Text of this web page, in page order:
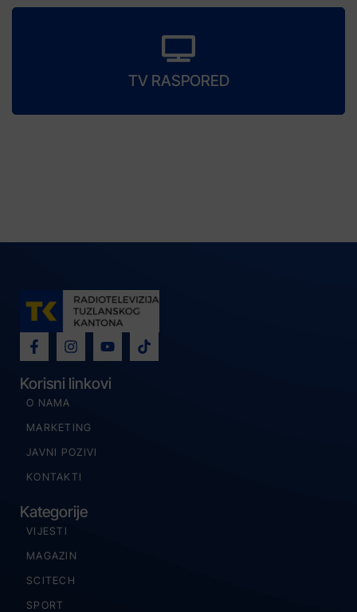
TV RASPORED
Korisni linkovi
O NAMA
MARKETING
JAVNI POZIVI
KONTAKTI
Kategorije
VIJESTI
MAGAZIN
SCITECH
SPORT